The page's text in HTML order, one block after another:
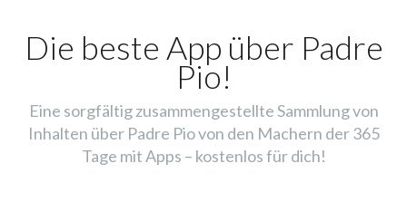
Die beste App über Padre
Pio!
Eine sorgfältig zusammengestellte Sammlung von
Inhalten über Padre Pio von den Machern der 365
Tage mit Apps – kostenlos für dich!